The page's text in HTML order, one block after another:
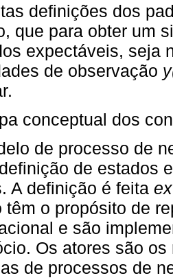
definições dos
que para obter um
expectáveis, seja
de observação
conceptual dos
de processo de
de estados
A definição é feita
têm o propósito de
e são
Os atores são
de processos de